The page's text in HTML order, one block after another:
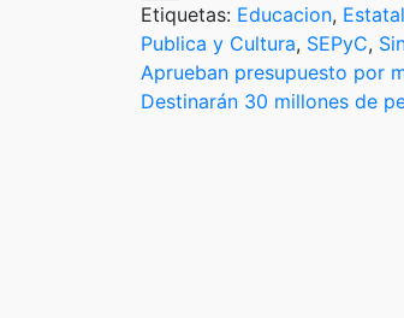
Email
Etiquetas: Educacion, Estatal
Publica y Cultura, SEPyC,
Navegación
de
Aprueban presupuesto por
Destinarán 30 millones de